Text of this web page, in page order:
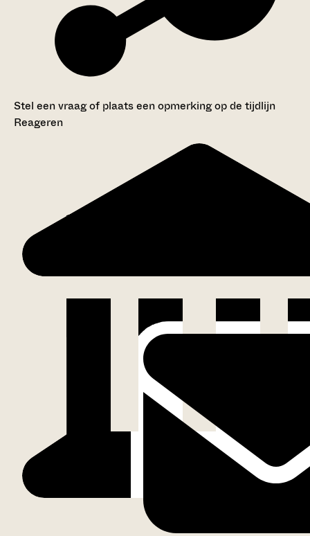
Stel een vraag of plaats een opmerking op de tijdlijn
Reageren